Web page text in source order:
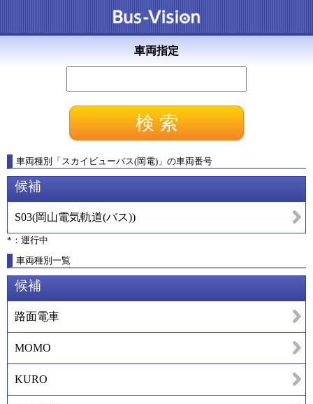
車両指定
車両種別 「 スカイビューバス(岡電) 」 の車両番号
候補
S03(岡山電気軌道(バス))
*：運行中
車両種別一覧
候補
路面電車
MOMO
KURO